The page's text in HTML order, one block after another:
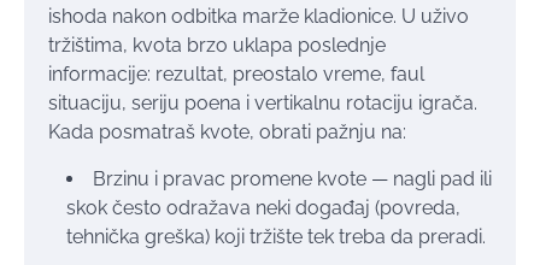
ishoda nakon odbitka marže kladionice. U uživo
tržištima, kvota brzo uklapa poslednje
informacije: rezultat, preostalo vreme, faul
situaciju, seriju poena i vertikalnu rotaciju igrača.
Kada posmatraš kvote, obrati pažnju na:
Brzinu i pravac promene kvote — nagli pad ili
skok često odražava neki događaj (povreda,
tehnička greška) koji tržište tek treba da preradi.